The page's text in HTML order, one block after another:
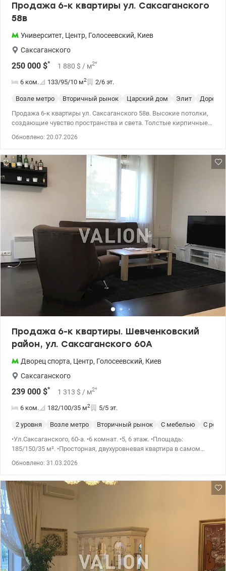
Продажа 6-к квартиры ул. Саксаганского
58в
Университет, Центр, Голосеевский, Киев
Саксаганского
250 000 $* 1 880 $ / м2*
6 ком. 133/95/10 м2 2/6 эт.
Возле метро Вторичный рынок Царский дом Элит
Продажа 6-к квартиры ул. Саксаганского 58в. Высокие потолки,
создающие чувство пространства и света. Толстые кирпичные
развязка и развитая инфраструктура - рядом магазины, кафе,
банки, остановки общественного транспорта. На данный
момент квартира используется под офис, но легко может быть
переоборудована в просторное жилье или представительское
Обновлено: 20.07.2026
Продажа 6-к квартиры. Шевченковский
район, ул. Саксаганского 60А
Дворец спорта, Центр, Голосеевский, Киев
Саксаганского
239 000 $* 1 313 $ / м2*
6 ком. 182/100/35 м2 5/5 эт.
2 уровня Возле метро Вторичный рынок С мебелью
С
•Ул.Саксаганского, 60-а. •6 комнат. •5, 6 этаж. •Площадь:
185/150/35 м². •Просторная, двухуровневая квартира в самом
плитка. •Кухня-студио полностью оснащена европейской
техникой. Кондиционер. •Немецкие МПЛ окна с шумоизоляцией
и защитой SPF. •2 санузла, дорогая сантехника. •Просторный
балкон. •Дорогой биокамин, создающий неповторимый уют в
доме. •2 паркоместа с отдельным въездом. •Рядом школа, ТРЦ,
банки, рестораны, центр города. 044 200 10 80 valion.ua/899453
Обновлено: 31.03.2026